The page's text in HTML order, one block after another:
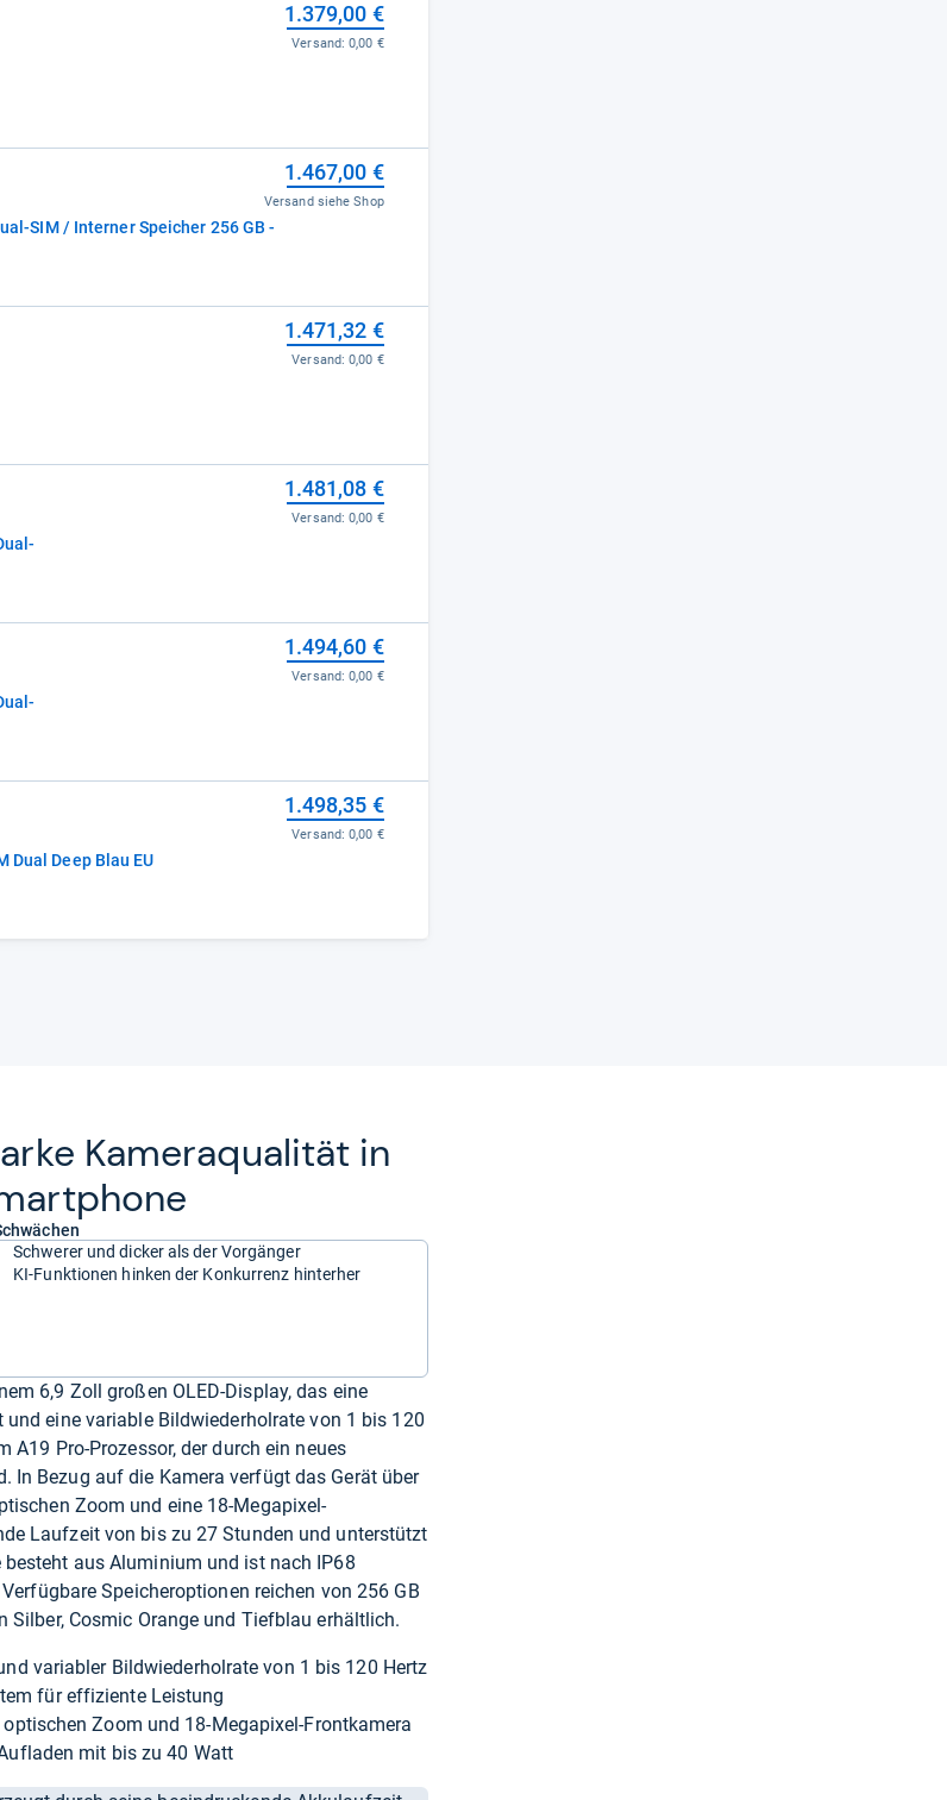
1.379,00 €
Versand:0,00 €
SIM / Interner Speicher 256 GB -
1.467,00 €
Versand siehe Shop
1.471,32 €
Versand:0,00 €
1.481,08 €
Versand:0,00 €
1.494,60 €
Versand:0,00 €
Dual Deep Blau EU
1.498,35 €
Versand:0,00 €
Kame­raqua­li­tät in
Schwerer und dicker als der Vorgänger
KI-Funktionen hinken der Konkurrenz hinterher
6,9 Zoll großen OLED-Display, das eine
eine variable Bildwiederholrate von 1 bis 120
A19 Pro-Prozessor, der durch ein neues
Bezug auf die Kamera verfügt das Gerät über
Zoom und eine 18-Megapixel-
Laufzeit von bis zu 27 Stunden und unterstützt
aus Aluminium und ist nach IP68
Speicheroptionen reichen von 256 GB
Silber, Cosmic Orange und Tiefblau erhältlich.
variabler Bildwiederholrate von 1 bis 120 Hertz
für effiziente Leistung
Zoom und 18-Megapixel-Frontkamera
mit bis zu 40 Watt